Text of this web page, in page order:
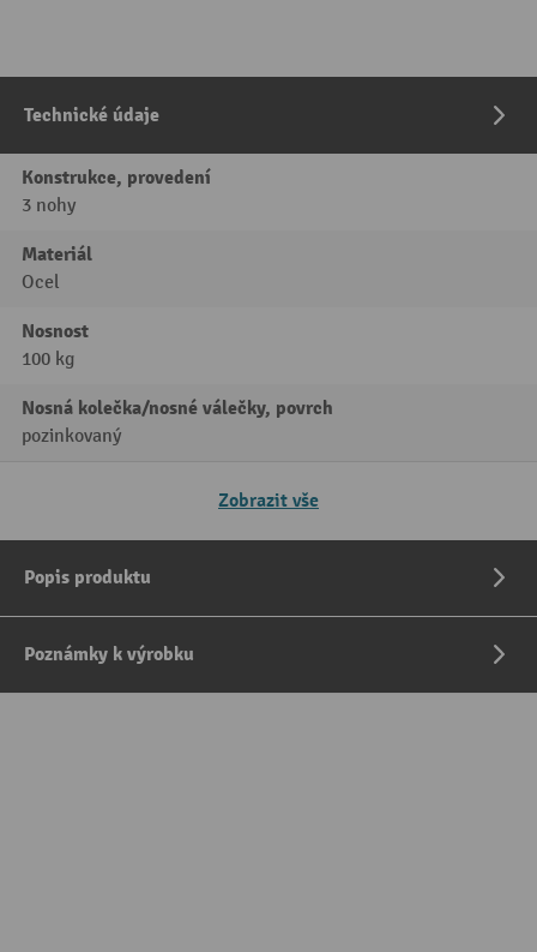
Technické údaje
Konstrukce, provedení
3 nohy
Materiál
Ocel
Nosnost
100 kg
Nosná kolečka/nosné válečky, povrch
pozinkovaný
Zobrazit vše
Popis produktu
Poznámky k výrobku